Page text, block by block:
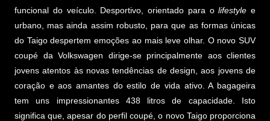
funcional do veículo. Desportivo, orientado para olifestyle e
urbano, mas ainda assim robusto, para que as formas únicas
do Taigo despertem emoções ao mais leve olhar. O novo SUV
coupé da Volkswagen dirige-se principalmente aos clientes
jovens atentos às novas tendências de design, aos jovens de
coração e aos amantes do estilo de vida ativo. A bagageira
tem uns impressionantes 438 litros de capacidade. Isto
significa que, apesar do perfil coupé, o novo Taigo proporciona